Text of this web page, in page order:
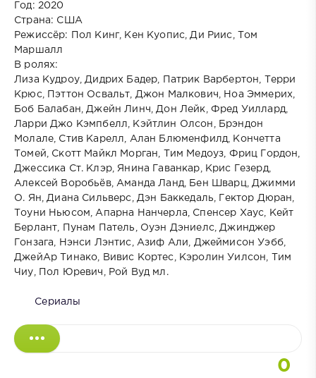
Год: 2020
Страна: США
Режиссёр: Пол Кинг, Кен Куопис, Ди Риис, Том
Маршалл
В ролях:
Лиза Кудроу, Дидрих Бадер, Патрик Варбертон, Терри
Крюс, Пэттон Освальт, Джон Малкович, Ноа Эммерих,
Боб Балабан, Джейн Линч, Дон Лейк, Фред Уиллард,
Ларри Джо Кэмпбелл, Кэйтлин Олсон, Брэндон
Молале, Стив Карелл, Алан Блюменфилд, Кончетта
Томей, Скотт Майкл Морган, Тим Медоуз, Фриц Гордон,
Джессика Ст. Клэр, Янина Гаванкар, Крис Гезерд,
Алексей Воробьёв, Аманда Ланд, Бен Шварц, Джимми
О. Ян, Диана Сильверс, Дэн Баккедаль, Гектор Дюран,
Тоуни Ньюсом, Апарна Нанчерла, Спенсер Хаус, Кейт
Берлант, Пунам Патель, Оуэн Дэниелс, Джинджер
Гонзага, Нэнси Лэнтис, Азиф Али, Джеймисон Уэбб,
ДжейАр Тинако, Вивис Кортес, Кэролин Уилсон, Тим
Чиу, Пол Юревич, Рой Вуд мл.
Сериалы
0